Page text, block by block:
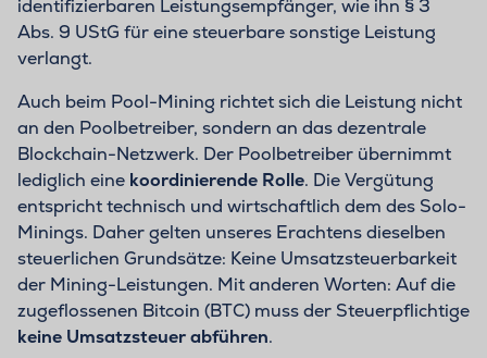
identifizierbaren Leistungsempfänger, wie ihn § 3
Abs. 9 UStG für eine steuerbare sonstige Leistung
verlangt.
Auch beim Pool-Mining richtet sich die Leistung nicht
an den Poolbetreiber, sondern an das dezentrale
Blockchain-Netzwerk. Der Poolbetreiber übernimmt
lediglich eine koordinierende Rolle. Die Vergütung
entspricht technisch und wirtschaftlich dem des Solo-
Minings. Daher gelten unseres Erachtens dieselben
steuerlichen Grundsätze: Keine Umsatzsteuerbarkeit
der Mining-Leistungen. Mit anderen Worten: Auf die
zugeflossenen Bitcoin (BTC) muss der Steuerpflichtige
keine Umsatzsteuer abführen.